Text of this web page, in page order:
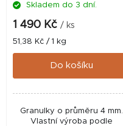
Skladem do 3 dní.
1 490 Kč / ks
Měrná
cena:
51,38 Kč / 1 kg
Do košíku
Granulky o průměru 4 mm.
Vlastní výroba podle